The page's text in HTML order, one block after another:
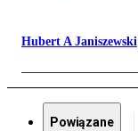
Hubert A Janiszewski
Powiązane